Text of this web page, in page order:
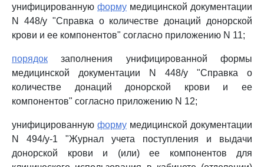
унифицированную форму медицинской документации
N 448/у "Справка о количестве донаций донорской
крови и ее компонентов" согласно приложению N 11;
порядок заполнения унифицированной формы
медицинской документации N 448/у "Справка о
количестве донаций донорской крови и ее
компонентов" согласно приложению N 12;
унифицированную форму медицинской документации
N 494/у-1 "Журнал учета поступления и выдачи
донорской крови и (или) ее компонентов для